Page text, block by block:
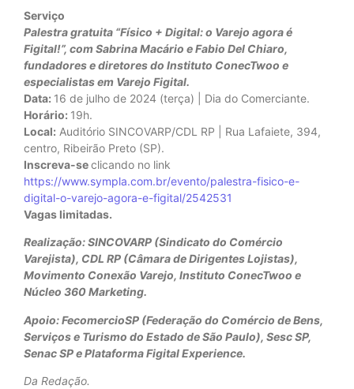
Serviço
Palestra gratuita “Físico + Digital: o Varejo agora é
Figital!”, com Sabrina Macário e Fabio Del Chiaro,
fundadores e diretores do Instituto ConecTwoo e
especialistas em Varejo Figital.
Data: 16 de julho de 2024 (terça) | Dia do Comerciante.
Horário: 19h.
Local: Auditório SINCOVARP/CDL RP | Rua Lafaiete, 394,
centro, Ribeirão Preto (SP).
Inscreva-seclicando no link
https://www.sympla.com.br/evento/palestra-fisico-e-
digital-o-varejo-agora-e-figital/2542531
Vagas limitadas.
Realização: SINCOVARP (Sindicato do Comércio
Varejista), CDL RP (Câmara de Dirigentes Lojistas),
Movimento Conexão Varejo, Instituto ConecTwoo e
Núcleo 360 Marketing.
Apoio: FecomercioSP (Federação do Comércio de Bens,
Serviços e Turismo do Estado de São Paulo), Sesc SP,
Senac SP e Plataforma Figital Experience.
Da Redação.